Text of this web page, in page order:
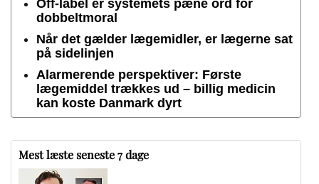
Off-label er systemets pæne ord for
dobbeltmoral
Når det gælder lægemidler, er lægerne sat
på sidelinjen
Alarmerende perspektiver: Første
lægemiddel trækkes ud – billig medicin
kan koste Danmark dyrt
Mest læste seneste 7 dage